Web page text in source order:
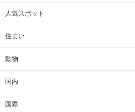
人気スポット
住まい
動物
国内
国際